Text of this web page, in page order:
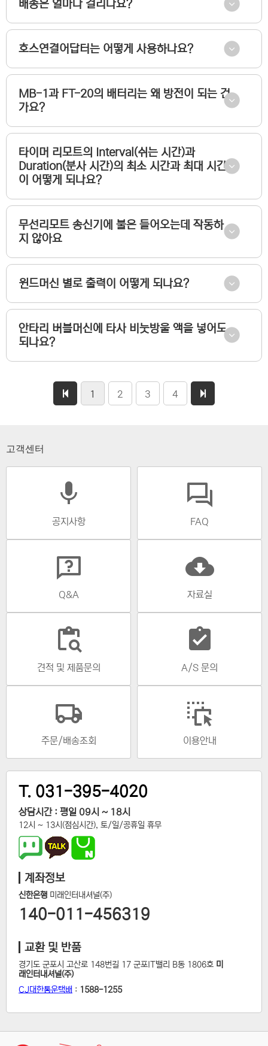
배송은 얼마나 걸리나요?
호스연결어답터는 어떻게 사용하나요?
MB-1과 FT-20의 배터리는 왜 방전이 되는 건
가요?
타이머 리모트의 Interval(쉬는 시간)과
Duration(분사 시간)의 최소 시간과 최대 시간
이 어떻게 되나요?
무선리모트 송신기에 불은 들어오는데 작동하
지 않아요
윈드머신 별로 출력이 어떻게 되나요?
안타리 버블머신에 타사 비눗방울 액을 넣어도
되나요?
1 2 3 4
고객센터
mic
공지사항 FAQ
Q&A
cloud_download
자료실
content_paste_search
견적 및 제품문의
assignment_turned_in
A/S 문의
주문/배송조회 이용안내
T. 031-395-4020
상담시간 : 평일 09시 ~ 18시
12시 ~ 13시(점심시간), 토/일/공휴일 휴무
계좌정보
신한은행 미래인터내셔널(주)
140-011-456319
교환 및 반품
경기도 군포시 고산로 148번길 17 군포IT밸리 B동 1806호 미
래인터내셔널(주)
CJ대한통운택배 : 1588-1255